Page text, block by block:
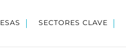
SECTORES CLAVE